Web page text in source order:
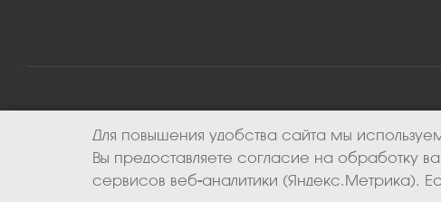
2026 © ООО «Апекс-энерго». Все права защищены.
Для повышения удобства сайта мы
Вы предоставляете согласие на обработку
сервисов веб-аналитики (Яндекс.Метрика).